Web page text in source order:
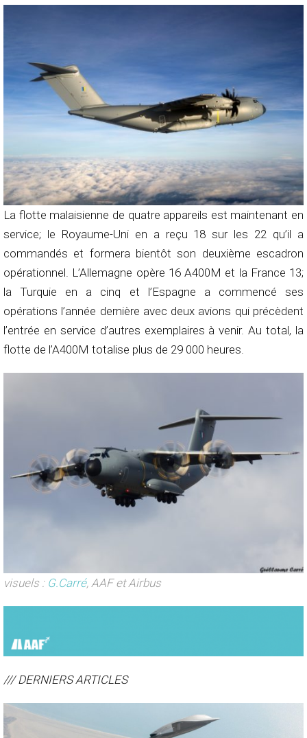
La flotte malaisienne de quatre appareils est maintenant en
service; le Royaume-Uni en a reçu 18 sur les 22 qu’il a
commandés et formera bientôt son deuxième escadron
opérationnel. L’Allemagne opère 16 A400M et la France 13;
la Turquie en a cinq et l’Espagne a commencé ses
opérations l’année dernière avec deux avions qui précèdent
l’entrée en service d’autres exemplaires à venir. Au total, la
flotte de l’A400M totalise plus de 29 000 heures.
visuels : G.Carré, AAF et Airbus
/// DERNIERS ARTICLES